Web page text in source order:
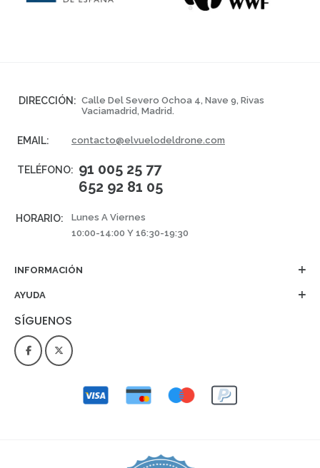
DIRECCIÓN: Calle Del Severo Ochoa 4, Nave 9, Rivas
Vaciamadrid, Madrid.
EMAIL: contacto@elvuelodeldrone.com
TELÉFONO: 91 005 25 77
652 92 81 05
HORARIO:
Lunes A Viernes
10:00-14:00 Y 16:30-19:30
INFORMACIÓN
AYUDA
SÍGUENOS